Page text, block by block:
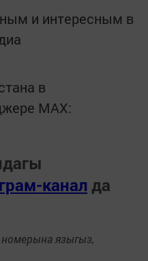
и интересным в
в
MАХ:
канал да
номерына языгыз,